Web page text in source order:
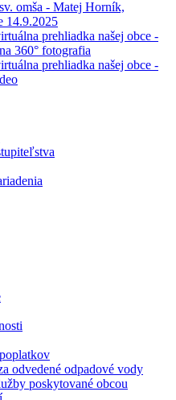
omša - Matej Horník,
14.9.2025
prehliadka našej obce -
360° fotografia
prehliadka našej obce -
odvedené odpadové vody
poskytované obcou